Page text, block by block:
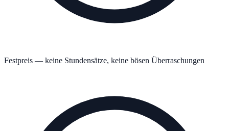
Festpreis — keine Stundensätze, keine bösen Überraschungen